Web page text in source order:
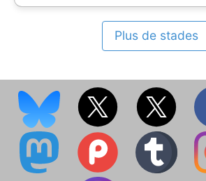
Plus de stades